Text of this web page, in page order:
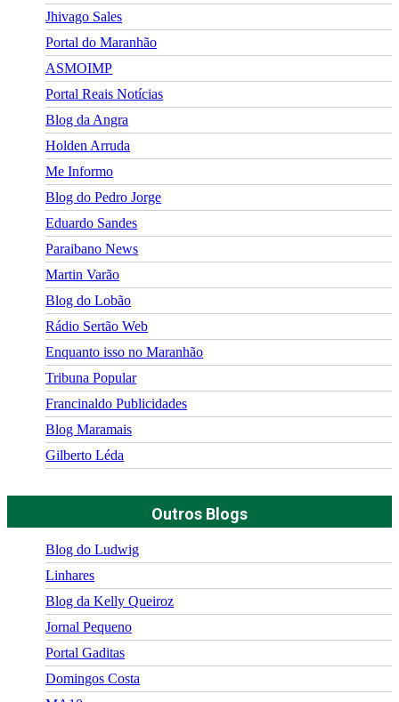
Jhivago Sales
Portal do Maranhão
ASMOIMP
Portal Reais Notí­cias
Blog da Angra
Holden Arruda
Me Informo
Blog do Pedro Jorge
Eduardo Sandes
Paraibano News
Martin Varão
Blog do Lobão
Rádio Sertão Web
Enquanto isso no Maranhão
Tribuna Popular
Francinaldo Publicidades
Blog Maramais
Gilberto Léda
Outros Blogs
Blog do Ludwig
Linhares
Blog da Kelly Queiroz
Jornal Pequeno
Portal Gaditas
Domingos Costa